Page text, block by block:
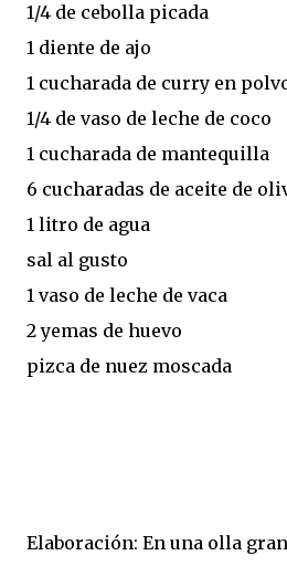
1/4 de cebolla picada
1 diente de ajo
1 cucharada de curry en
1/4 de vaso de leche de coco
1 cucharada de mantequilla
6 cucharadas de aceite de
1 litro de agua
sal al gusto
1 vaso de leche de vaca
2 yemas de huevo
pizca de nuez moscada
Elaboración: En una olla